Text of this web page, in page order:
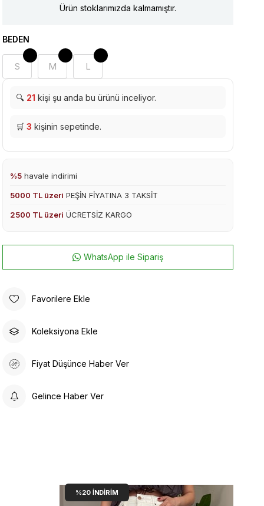
Ürün stoklarımızda kalmamıştır.
BEDEN
S M L
🔍 21 kişi şu anda bu ürünü inceliyor.
🛒3 kişinin sepetinde.
%5 havale indirimi
5000 TL üzeri PEŞİN FİYATINA 3 TAKSİT
2500 TL üzeri ÜCRETSİZ KARGO
WhatsApp ile Sipariş
Favorilere Ekle
Koleksiyona Ekle
Fiyat Düşünce Haber Ver
Gelince Haber Ver
%20 İNDIRIM